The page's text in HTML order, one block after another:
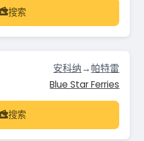
搜索
安科纳→帕特雷
Blue Star Ferries
搜索